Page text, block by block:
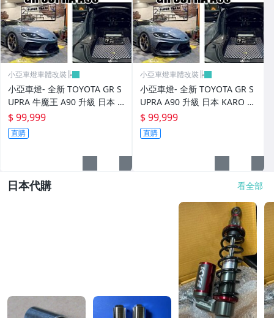
小亞車燈車體改裝╠
小亞車燈- 全新 TOYOTA GR S
UPRA 牛魔王 A90 升級 日本 K
ARO 頂級訂製 腳踏墊
$ 99,999
直購
小亞車燈車體改裝╠
小亞車燈- 全新 TOYOTA GR S
UPRA A90 升級 日本 KARO 頂
級訂製 腳踏墊
$ 99,999
直購
日本代購 看全部